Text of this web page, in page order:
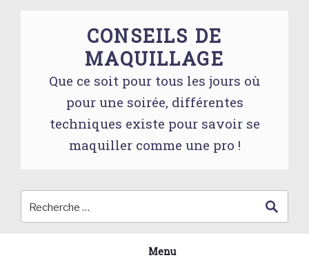
CONSEILS DE
MAQUILLAGE
Que ce soit pour tous les jours où
pour une soirée, différentes
techniques existe pour savoir se
maquiller comme une pro !
Menu